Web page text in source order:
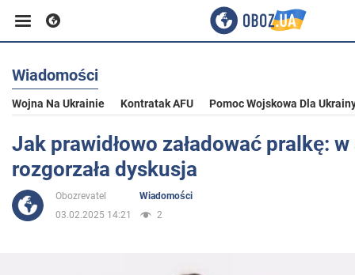
Biznes
Sport
Rozrywka
Wiadomości
Wojna Na Ukrainie Kontratak AFU Pomoc Wojskowa Dla
Jak prawidłowo załadować pralkę:
rozgorzała dyskusja
Obozrevatel
Wiadomości
03.02.2025 14:21
2